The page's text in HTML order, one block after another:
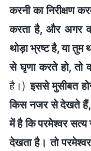
करनी का निरीक्षण
करता है, और अगर वह
थोड़ा भ्रष्ट है, या तुम
से घृणा करते हो, तो
है।)इससे मुसीबत
किस नजर से देखते हैं,
में है कि परमेश्वर सत्य
देखता है। तो